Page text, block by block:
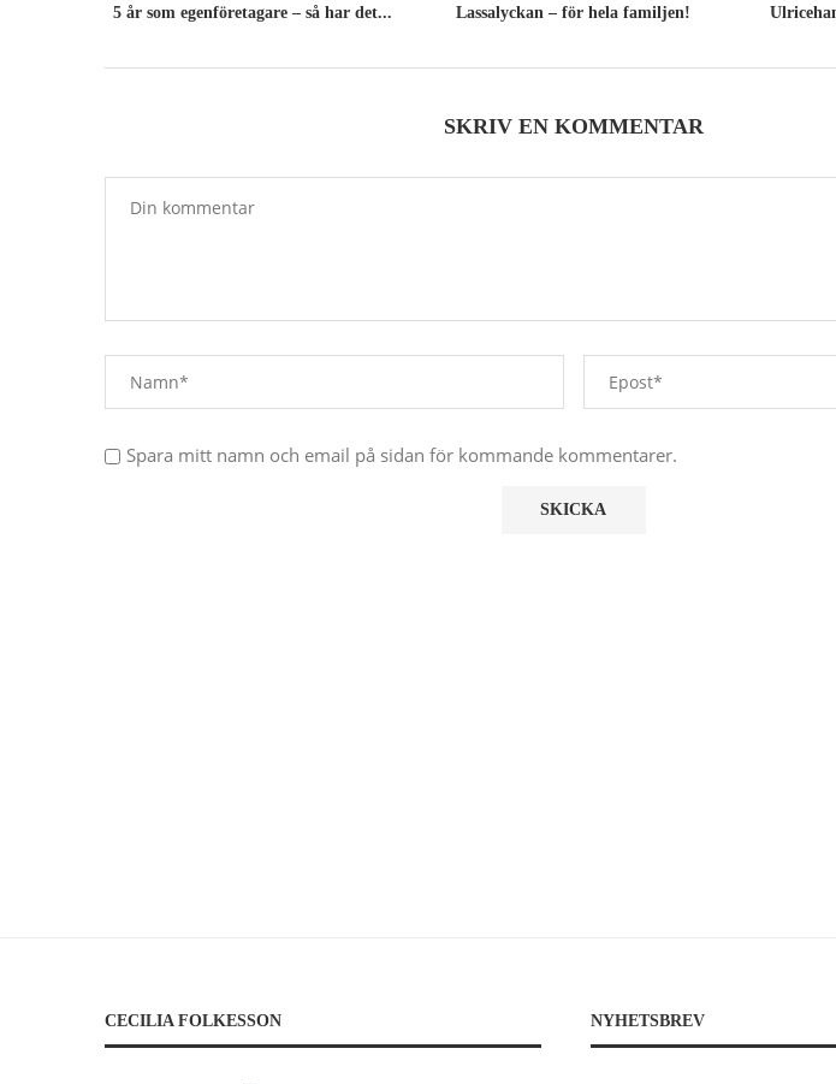
5 år som egenföretagare – så har det... Lassalyckan – för hela familjen!
SKRIV EN KOMMENTAR
Spara mitt namn och email på sidan för kommande kommentarer.
CECILIA FOLKESSON NYHETSBREV